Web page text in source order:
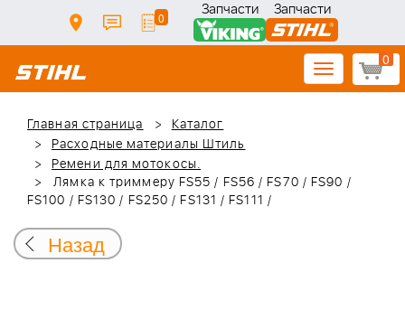
0 Запчасти Запчасти
0
Toggle
navigation
Главная страница
Каталог
Расходные материалы Штиль
Ремени для мотокосы.
Лямка к триммеру FS55 / FS56 / FS70 / FS90 /
FS100 / FS130 / FS250 / FS131 / FS111 /
Назад